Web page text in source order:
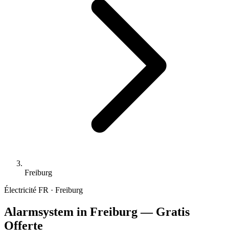
Freiburg
Électricité FR · Freiburg
Alarmsystem in Freiburg — Gratis
Offerte